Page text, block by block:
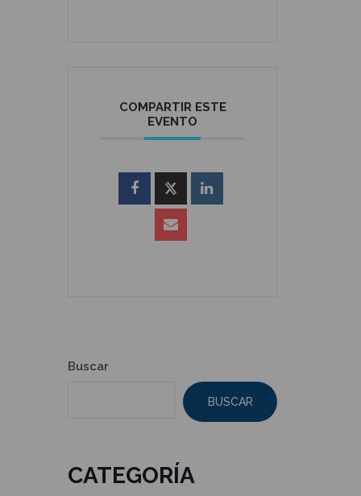
COMPARTIR ESTE
EVENTO
Buscar
BUSCAR
CATEGORÍA